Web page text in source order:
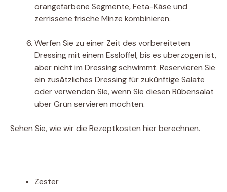
orangefarbene Segmente, Feta-Käse und
zerrissene frische Minze kombinieren.
Werfen Sie zu einer Zeit des vorbereiteten
Dressing mit einem Esslöffel, bis es überzogen ist,
aber nicht im Dressing schwimmt. Reservieren Sie
ein zusätzliches Dressing für zukünftige Salate
oder verwenden Sie, wenn Sie diesen Rübensalat
über Grün servieren möchten.
Sehen Sie, wie wir die Rezeptkosten hier berechnen.
Zester